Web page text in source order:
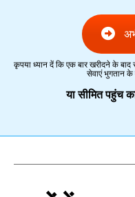
कृपया ध्यान दें कि एक बार खरीदने के बाद
सेवाएं भुगतान के
या सीमित पहुंच